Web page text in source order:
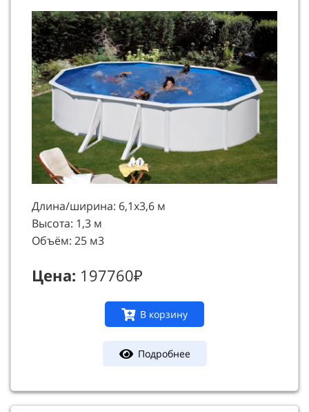
Длина/ширина: 6,1х3,6 м
Высота: 1,3 м
Объём: 25 м3
Цена: 197760₽
В корзину
Подробнее